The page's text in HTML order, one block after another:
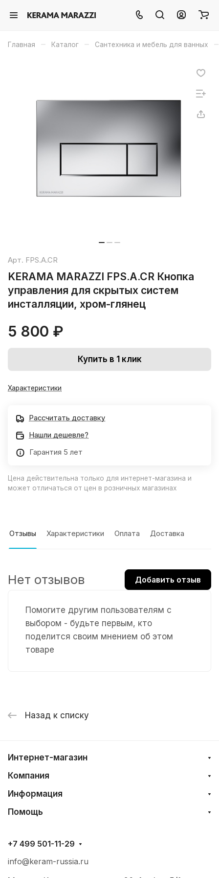
Главная – Каталог – Сантехника и мебель для ванных –
Арт. FPS.A.CR
KERAMA MARAZZI FPS.A.CR Кнопка
управления для скрытых систем
инсталляции, xром-глянец
5 800 ₽
Купить в 1 клик
Характеристики
Рассчитать доставку
Нашли дешевле?
Гарантия 5 лет
Цена действительна только для интернет-магазина и
может отличаться от цен в розничных магазинах
Отзывы Характеристики Оплата Доставка
Помогите другим пользователям с
выбором - будьте первым, кто
поделится своим мнением об этом
товаре
Нет отзывов Добавить отзыв
Назад к списку
Интернет-магазин
Компания
Информация
Помощь
+7 499 501-11-29
info@keram-russia.ru